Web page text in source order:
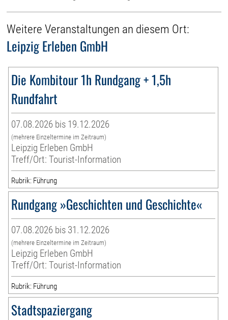
Weitere Veranstaltungen an diesem Ort:
Leipzig Erleben GmbH
Die Kombitour 1h Rundgang + 1,5h
Rundfahrt
07.08.2026 bis 19.12.2026
(mehrere Einzeltermine im Zeitraum)
Leipzig Erleben GmbH
Treff/Ort: Tourist-Information
Rubrik: Führung
Rundgang »Geschichten und Geschichte«
07.08.2026 bis 31.12.2026
(mehrere Einzeltermine im Zeitraum)
Leipzig Erleben GmbH
Treff/Ort: Tourist-Information
Rubrik: Führung
Stadtspaziergang